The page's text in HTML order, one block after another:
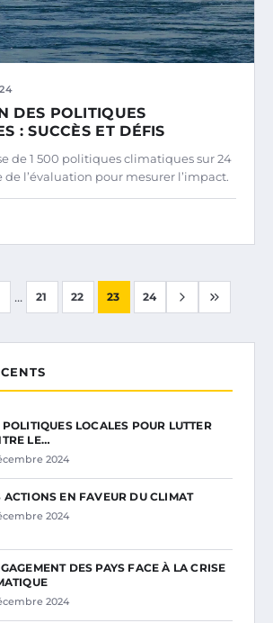
DES POLITIQUES
: SUCCÈS ET DÉFIS
de 1 500 politiques climatiques sur 24
l’évaluation pour mesurer l’impact.
... 21 22 23 24
POLITIQUES LOCALES POUR LUTTER
LE…
2024
ACTIONS EN FAVEUR DU CLIMAT
2024
DES PAYS FACE À LA CRISE
2024